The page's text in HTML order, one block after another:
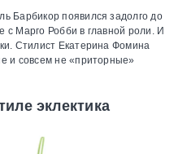
Барбикор появился задолго до
с Марго Робби в главной роли. И
Стилист Екатерина Фомина
и совсем не «приторные»
эклектика